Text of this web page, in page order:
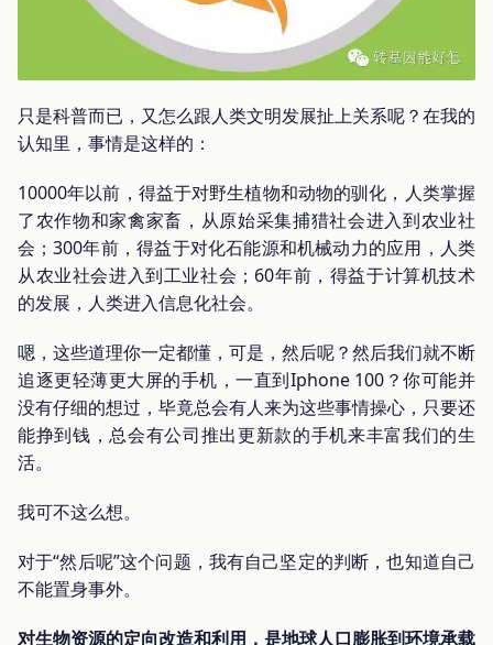
只是科普而已，又怎么跟人类文明发展扯上关系呢？在我的
认知里，事情是这样的：
10000年以前，得益于对野生植物和动物的驯化，人类掌握
了农作物和家禽家畜，从原始采集捕猎社会进入到农业社
会；300年前，得益于对化石能源和机械动力的应用，人类
从农业社会进入到工业社会；60年前，得益于计算机技术
的发展，人类进入信息化社会。
嗯，这些道理你一定都懂，可是，然后呢？然后我们就不断
追逐更轻薄更大屏的手机，一直到Iphone 100？你可能并
没有仔细的想过，毕竟总会有人来为这些事情操心，只要还
能挣到钱，总会有公司推出更新款的手机来丰富我们的生
活。
我可不这么想。
对于“然后呢”这个问题，我有自己坚定的判断，也知道自己
不能置身事外。
对生物资源的定向改造和利用，是地球人口膨胀到环境承载